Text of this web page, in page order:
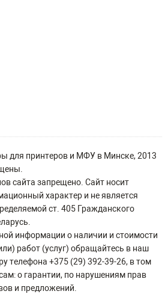
для принтеров и МФУ в Минске, 2013
сайта запрещено. Сайт носит
характер и не является
ст. 405 Гражданского
информации о наличии и стоимости
работ (услуг) обращайтесь в наш
телефона +375 (29) 392-39-26, в том
о гарантии, по нарушениям прав
и предложений.